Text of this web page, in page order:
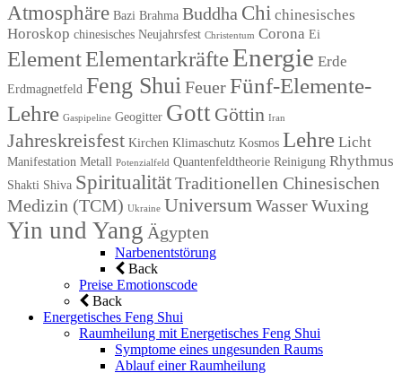
Atmosphäre Bazi Brahma Buddha Chi chinesisches
Horoskop chinesisches Neujahrsfest Christentum Corona Ei
ElementElementarkräfteEnergie Erde
Erdmagnetfeld Feng ShuiFeuerFünf-Elemente-
Lehre Gaspipeline Geogitter Gott Göttin Iran
Jahreskreisfest Kirchen Klimaschutz Kosmos Lehre Licht
Manifestation Metall Potenzialfeld Quantenfeldtheorie Reinigung Rhythmus
Shakti Shiva SpiritualitätTraditionellen Chinesischen
Medizin (TCM) Ukraine UniversumWasserWuxing
Yin und Yang Ägypten
Narbenentstörung
Back
Preise Emotionscode
Back
Energetisches Feng Shui
Raumheilung mit Energetisches Feng Shui
Symptome eines ungesunden Raums
Ablauf einer Raumheilung